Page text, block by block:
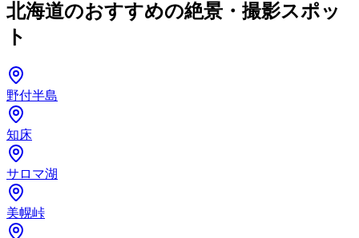
北海道のおすすめの絶景・撮影スポッ
ト
野付半島
知床
サロマ湖
美幌峠